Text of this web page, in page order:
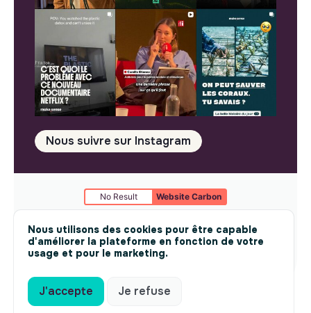
Nous utilisons des cookies pour être capable
d'améliorer la plateforme en fonction de votre
usage et pour le marketing.
J'accepte Je refuse
Nous suivre sur Instagram
No Result Website Carbon
Mentions légales© makesense 2024 -cookies